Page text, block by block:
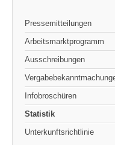
Pressemitteilungen
Arbeitsmarktprogramm
Ausschreibungen
Infobroschüren
Statistik
Unterkunftsrichtlinie